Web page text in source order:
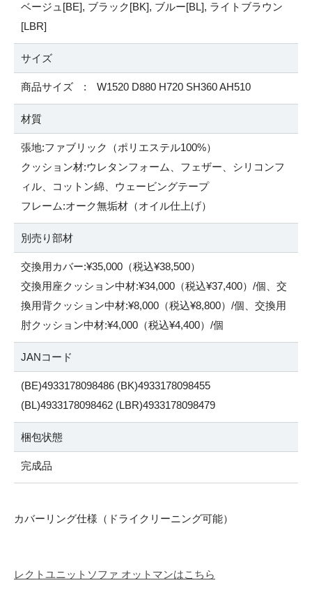
ベージュ[BE], ブラック[BK], ブルー[BL], ライトブラウン
[LBR]
サイズ
商品サイズ : W1520 D880 H720 SH360 AH510
材質
張地:ファブリック（ポリエステル100%）
クッション材:ウレタンフォーム、フェザー、シリコンフ
ィル、コットン綿、ウェービングテープ
フレーム:オーク無垢材（オイル仕上げ）
別売り部材
交換用カバー:¥35,000（税込¥38,500）
交換用座クッション中材:¥34,000（税込¥37,400）/個、交
換用背クッション中材:¥8,000（税込¥8,800）/個、交換用
肘クッション中材:¥4,000（税込¥4,400）/個
JANコード
(BE)4933178098486 (BK)4933178098455
(BL)4933178098462 (LBR)4933178098479
梱包状態
完成品
カバーリング仕様（ドライクリーニング可能）
レクトユニットソファ オットマンはこちら